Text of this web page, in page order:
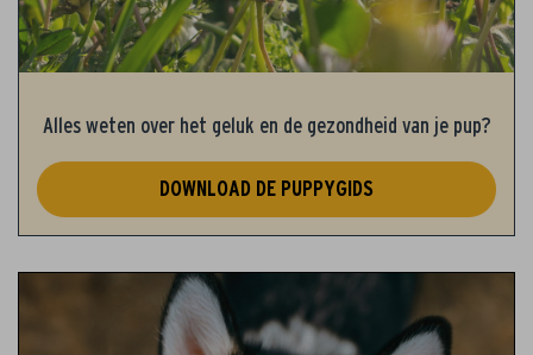
Alles weten over het geluk en de gezondheid van je pup?
DOWNLOAD DE PUPPYGIDS